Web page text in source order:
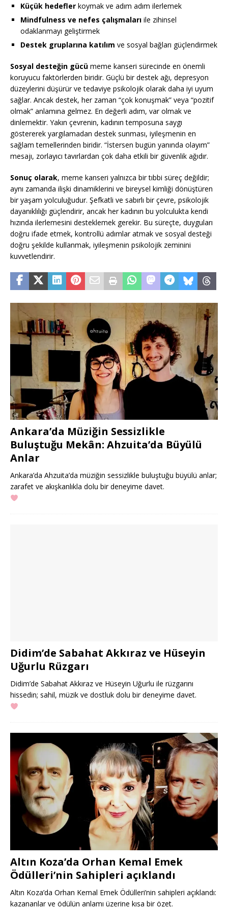
Küçük hedefler koymak ve adım adım ilerlemek
Mindfulness ve nefes çalışmaları ile zihinsel
odaklanmayı geliştirmek
Destek gruplarına katılım ve sosyal bağları güçlendirmek
Sosyal desteğin gücü meme kanseri sürecinde en önemli
koruyucu faktörlerden biridir. Güçlü bir destek ağı, depresyon
düzeylerini düşürür ve tedaviye psikolojik olarak daha iyi uyum
sağlar. Ancak destek, her zaman “çok konuşmak” veya “pozitif
olmak” anlamına gelmez. En değerli adım, var olmak ve
dinlemektir. Yakın çevrenin, kadının temposuna saygı
göstererek yargılamadan destek sunması, iyileşmenin en
sağlam temellerinden biridir. “İstersen bugün yanında olayım”
mesajı, zorlayıcı tavırlardan çok daha etkili bir güvenlik ağıdır.
Sonuç olarak, meme kanseri yalnızca bir tıbbi süreç değildir;
aynı zamanda ilişki dinamiklerini ve bireysel kimliği dönüştüren
bir yaşam yolculuğudur. Şefkatli ve sabırlı bir çevre, psikolojik
dayanıklılığı güçlendirir, ancak her kadının bu yolculukta kendi
hızında ilerlemesini desteklemek gerekir. Bu süreçte, duyguları
doğru ifade etmek, kontrollü adımlar atmak ve sosyal desteği
doğru şekilde kullanmak, iyileşmenin psikolojik zeminini
kuvvetlendirir.
Ankara’da Müziğin Sessizlikle
Buluştuğu Mekân: Ahzuita’da Büyülü
Anlar
Ankara’da Ahzuita’da müziğin sessizlikle buluştuğu büyülü anlar;
zarafet ve akışkanlıkla dolu bir deneyime davet.
Didim’de Sabahat Akkıraz ve Hüseyin
Uğurlu Rüzgarı
Didim’de Sabahat Akkıraz ve Hüseyin Uğurlu ile rüzgarını
hissedin; sahil, müzik ve dostluk dolu bir deneyime davet.
Altın Koza’da Orhan Kemal Emek
Ödülleri’nin Sahipleri açıklandı
Altın Koza’da Orhan Kemal Emek Ödülleri’nin sahipleri açıklandı:
kazananlar ve ödülün anlamı üzerine kısa bir özet.